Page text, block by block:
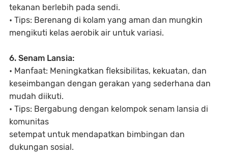
tekanan berlebih pada sendi.
• Tips: Berenang di kolam yang aman dan mungkin
mengikuti kelas aerobik air untuk variasi.
6. Senam Lansia:
• Manfaat: Meningkatkan fleksibilitas, kekuatan, dan
keseimbangan dengan gerakan yang sederhana dan
mudah diikuti.
• Tips: Bergabung dengan kelompok senam lansia di
komunitas
setempat untuk mendapatkan bimbingan dan
dukungan sosial.